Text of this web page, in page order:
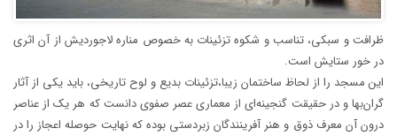
ظرافت و سبکی، تناسب و شکوه تزئینات به خصوص مناره لاجوردیش از آن اثری
در خور ستایش است.
این مسجد را از لحاظ ساختمان زیبا،تزئینات بدیع و لوح تاریخی، باید یکی از آثار
گران‌بها و در حقیقت گنجینه‌ای از معماری عصر صفوی دانست که هر یک از عناصر
درون آن معرف ذوق و هنر آفرینندگان زبردستی بوده که نهایت حوصله اعجاز را در